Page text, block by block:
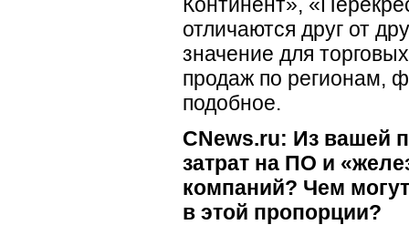
отличаются друг от
значение для
продаж по регионам,
подобное.
CNews.ru: Из вашей
затрат на ПО и
компаний? Чем
в этой пропорции?